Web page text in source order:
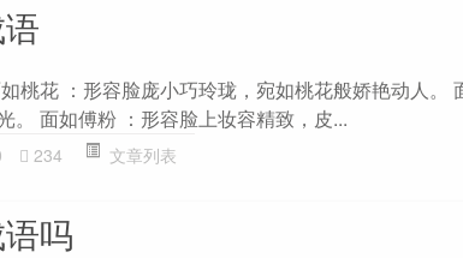
桃花 ：形容脸庞小巧玲珑，宛如桃花般娇艳动人。
。 面如傅粉 ：形容脸上妆容精致，皮...
234 文章列表
吗